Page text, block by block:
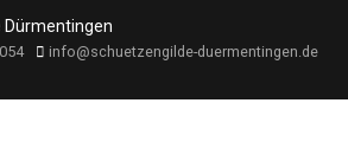
info@schuetzengilde-duermentingen.de